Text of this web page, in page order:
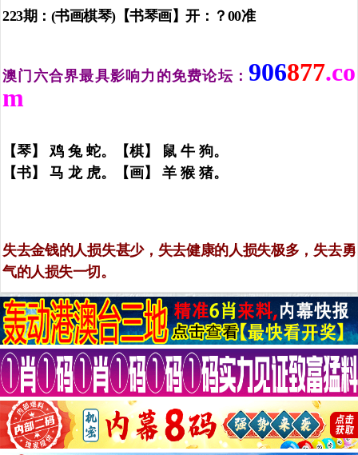
223期：(书画棋琴)【书琴画】开：？00准
澳门六合界最具影响力的免费论坛： 906877.co
m
【琴】 鸡 兔 蛇。【棋】 鼠 牛 狗。
【书】 马 龙 虎。【画】 羊 猴 猪。
失去金钱的人损失甚少，失去健康的人损失极多，失去勇
气的人损失一切。